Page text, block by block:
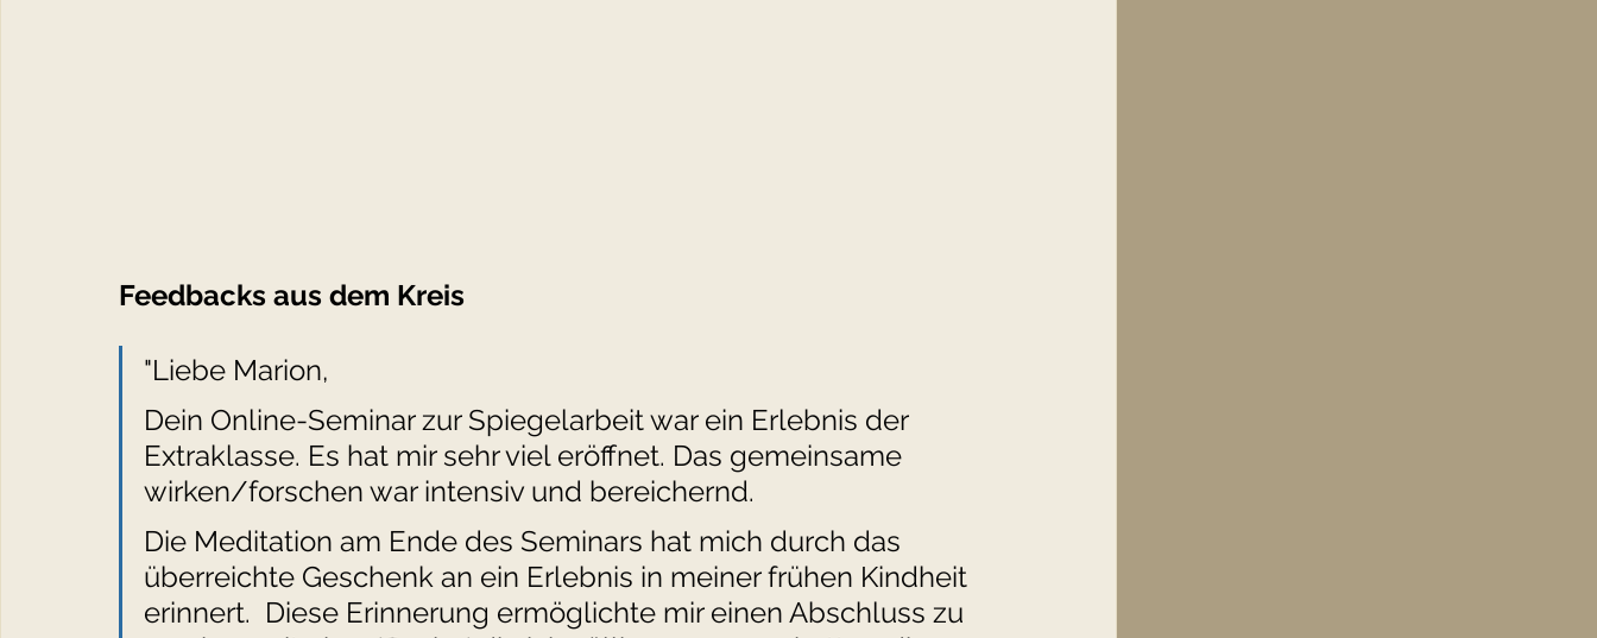
Feedbacks aus dem Kreis
"Liebe Marion,
Dein Online-Seminar zur Spiegelarbeit war ein Erlebnis der
Extraklasse. Es hat mir sehr viel eröffnet. Das gemeinsame
wirken/forschen war intensiv und bereichernd.
Die Meditation am Ende des Seminars hat mich durch das
überreichte Geschenk an ein Erlebnis in meiner frühen Kindheit
erinnert.  Diese Erinnerung ermöglichte mir einen Abschluss zu